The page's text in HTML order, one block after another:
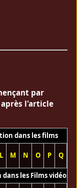
par
l'article
dans les films
L M N O P Q
les Films vidéos